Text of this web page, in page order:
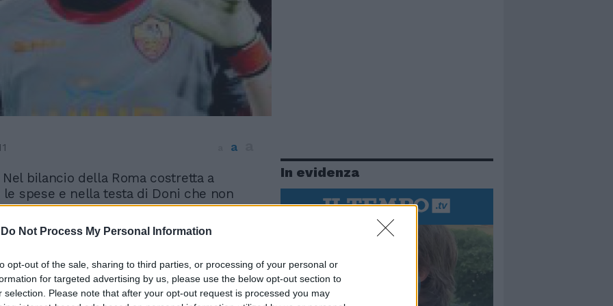
Do Not Process My Personal Information
opt-out of the sale, sharing to third parties, or processing of your personal or
for targeted advertising by us, please use the below opt-out section to
selection. Please note that after your opt-out request is processed you may
a
Nel bilancio della Roma costretta a
le spese e nella testa di Doni che non
togliere il disturbo ma vuole farlo a
Il divorzio è inevitabile e
tempo stesso: di mezzo c'è uno
più un accordo per rinnovare il
un altro anno firmato nel 2008 e mai
In evidenza